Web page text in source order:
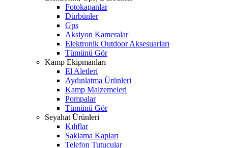
Fotokapanlar
Dürbünler
Gps
Aksiyon Kameralar
Elektronik Outdoor Aksesuarları
Tümünü Gör
Kamp Ekipmanları
El Aletleri
Aydınlatma Ürünleri
Kamp Malzemeleri
Pompalar
Tümünü Gör
Seyahat Ürünleri
Kılıflar
Saklama Kapları
Telefon Tutucular